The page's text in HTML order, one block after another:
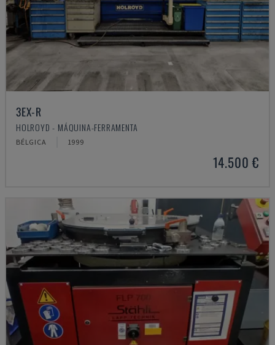
3EX-R
HOLROYD - MÁQUINA-FERRAMENTA
BÉLGICA 1999
14.500 €